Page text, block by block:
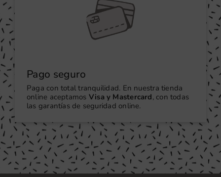
Pago seguro
Paga con total tranquilidad. En nuestra tienda
online aceptamos Visa y Mastercard, con todas
las garantías de seguridad online.